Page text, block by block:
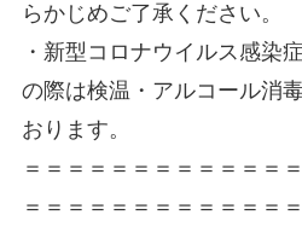
らかじめご了承ください。
・新型コロナウイルス感染
の際は検温・アルコール消
おります。
＝＝＝＝＝＝＝＝＝＝＝＝
＝＝＝＝＝＝＝＝＝＝＝＝